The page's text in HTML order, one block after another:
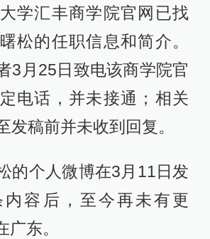
学汇丰商学院官网已找
松的任职信息和简介。
3月25日致电该商学院官
电话，并未接通；相关
发稿前并未收到回复。
的个人微博在3月11日发
容后，至今再未有更
广东。